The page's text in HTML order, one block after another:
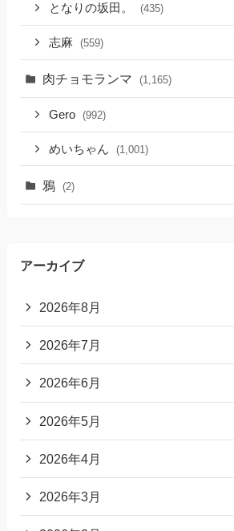
となりの坂田。 (435)
志麻 (559)
肉チョモランマ (1,165)
Gero (992)
めいちゃん (1,001)
鴉 (2)
アーカイブ
2026年8月
2026年7月
2026年6月
2026年5月
2026年4月
2026年3月